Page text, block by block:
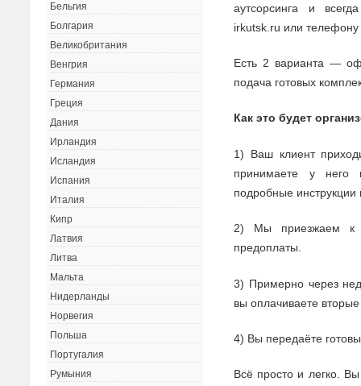
аутсорсинга и
irkutsk.ru или
Есть 2 варианта —
подача готовых
Как это будет
1) Ваш клиент
принимаете у
подробные
2) Мы приезжаем к
предоплаты.
3) Примерно через
вы оплачиваете
4) Вы передаёте
Всё просто и легко.
Бельгия
Болгария
Великобритания
Венгрия
Германия
Греция
Дания
Ирландия
Исландия
Испания
Италия
Кипр
Латвия
Литва
Мальта
Нидерланды
Норвегия
Польша
Португалия
Румыния